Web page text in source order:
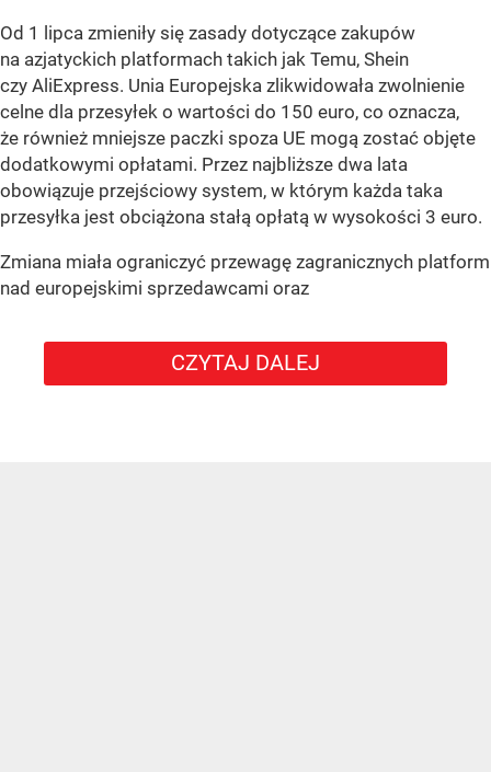
Od 1 lipca zmieniły się zasady dotyczące zakupów
na azjatyckich platformach takich jak Temu, Shein
czy AliExpress. Unia Europejska zlikwidowała zwolnienie
celne dla przesyłek o wartości do 150 euro, co oznacza,
że również mniejsze paczki spoza UE mogą zostać objęte
dodatkowymi opłatami. Przez najbliższe dwa lata
obowiązuje przejściowy system, w którym każda taka
przesyłka jest obciążona stałą opłatą w wysokości 3 euro.
Zmiana miała ograniczyć przewagę zagranicznych platform
nad europejskimi sprzedawcami oraz
CZYTAJ DALEJ